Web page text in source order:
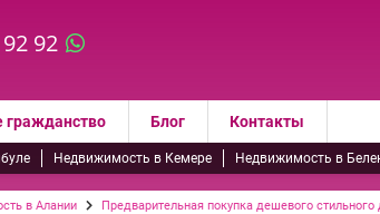
92
гражданство Блог Контакты
Недвижимость в Кемере Недвижимость в
в Алании Предварительная покупка дешевого